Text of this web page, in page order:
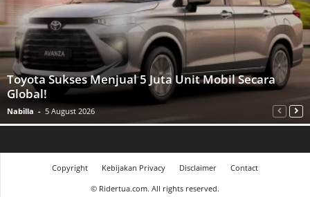
Toyota Sukses Menjual 5 Juta Unit Mobil Secara
Global!
Nabilla - 5 August 2026
Copyright Kebijakan Privacy Disclaimer
Contact
© Ridertua.com. All rights reserved.